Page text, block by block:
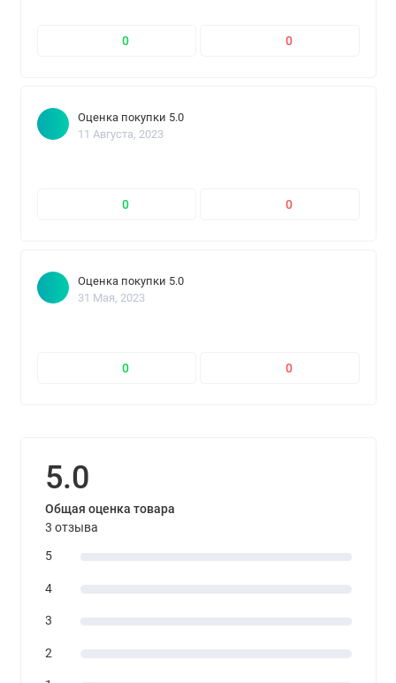
0 0
Оценка покупки 5.0
11 Августа, 2023
0 0
Оценка покупки 5.0
31 Мая, 2023
0 0
5.0
Общая оценка товара
3 отзыва
5
4
3
2